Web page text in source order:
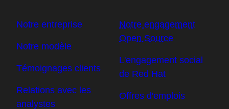
Notre entreprise
Notre modèle
Témoignages clients
Relations avec les
analystes
Notre engagement
Open Source
L'engagement social
de Red Hat
Offres d'emplois